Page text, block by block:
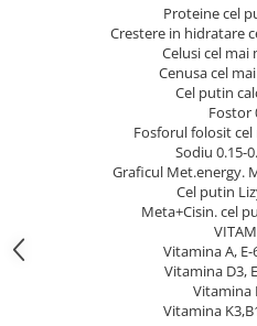
Proteine cel
Crestere in hidratare
Celusi cel mai
Cenusa cel
Cel putin
Fostor
Fosforul folosit
Sodiu 0.15-
Graficul Met.energy.
Cel putin
Meta+Cisin. cel
Vitamina A, E-
Vitamina D3,
Vitamina
Vitamina